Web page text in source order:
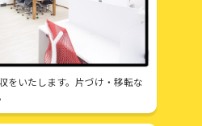
をいたします。片づけ・移転な